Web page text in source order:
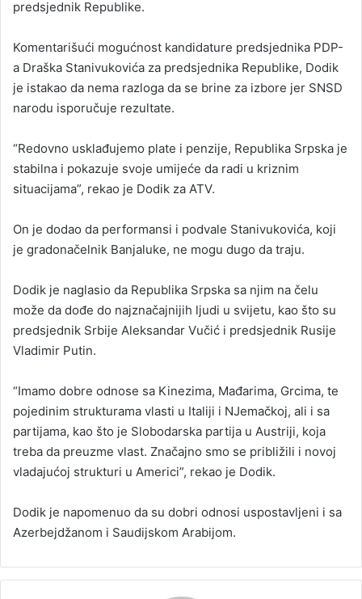
predsjednik Republike.
Komentarišući mogućnost kandidature predsjednika PDP-
a Draška Stanivukovića za predsjednika Republike, Dodik
je istakao da nema razloga da se brine za izbore jer SNSD
narodu isporučuje rezultate.
“Redovno usklađujemo plate i penzije, Republika Srpska je
stabilna i pokazuje svoje umijeće da radi u kriznim
situacijama”, rekao je Dodik za ATV.
On je dodao da performansi i podvale Stanivukovića, koji
je gradonačelnik Banjaluke, ne mogu dugo da traju.
Dodik je naglasio da Republika Srpska sa njim na čelu
može da dođe do najznačajnijih ljudi u svijetu, kao što su
predsjednik Srbije Aleksandar Vučić i predsjednik Rusije
Vladimir Putin.
“Imamo dobre odnose sa Kinezima, Mađarima, Grcima, te
pojedinim strukturama vlasti u Italiji i NJemačkoj, ali i sa
partijama, kao što je Slobodarska partija u Austriji, koja
treba da preuzme vlast. Značajno smo se približili i novoj
vladajućoj strukturi u Americi”, rekao je Dodik.
Dodik je napomenuo da su dobri odnosi uspostavljeni i sa
Azerbejdžanom i Saudijskom Arabijom.